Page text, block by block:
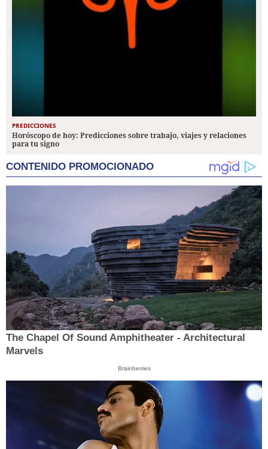
PREDICCIONES
Horóscopo de hoy: Predicciones sobre trabajo, viajes y relaciones
para tu signo
CONTENIDO PROMOCIONADO
The Chapel Of Sound Amphitheater - Architectural
Marvels
Brainberries